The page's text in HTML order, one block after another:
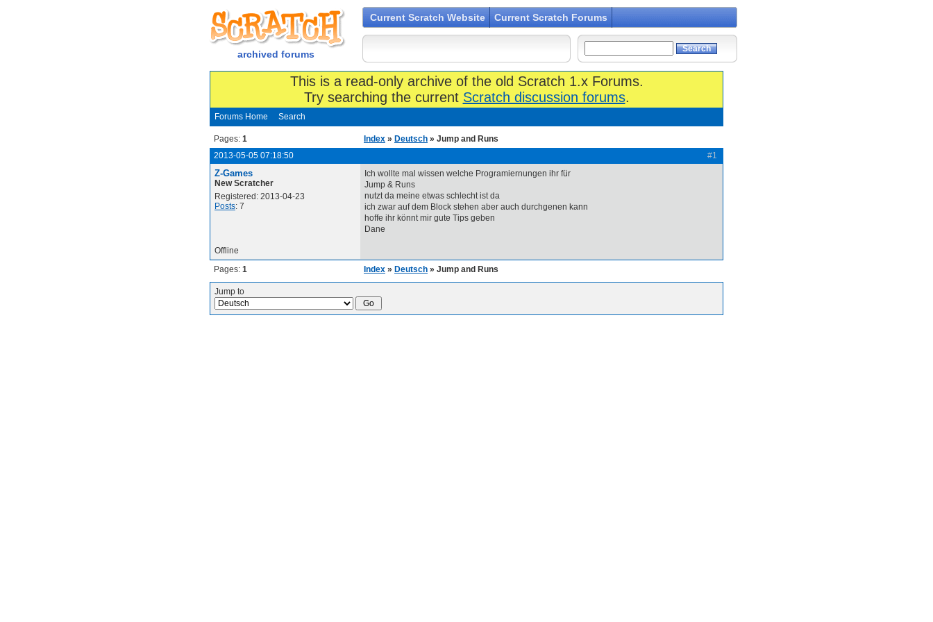
archived forums
Current Scratch Website Current Scratch Forums
This is a read-only archive of the old Scratch 1.x Forums.
Try searching the current Scratch discussion forums.
Forums Home Search
Pages: 1 Index » Deutsch » Jump and Runs
#1
2013-05-05 07:18:50
Z-Games
New Scratcher
Registered: 2013-04-23
Posts: 7
Ich wollte mal wissen welche Programiernungen ihr für
Jump & Runs
nutzt da meine etwas schlecht ist da
ich zwar auf dem Block stehen aber auch durchgenen kann
hoffe ihr könnt mir gute Tips geben
Dane
Offline
Pages: 1 Index » Deutsch » Jump and Runs
Jump to